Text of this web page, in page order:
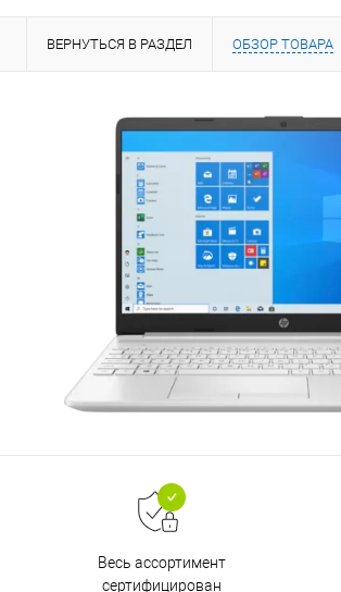
ВЕРНУТЬСЯ В РАЗДЕЛ ОБЗОР ТОВАРА
Весь ассортимент
сертифицирован